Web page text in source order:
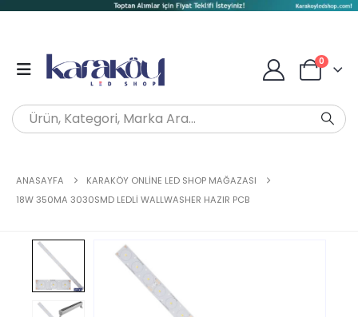
0
ANASAYFA
KARAKÖY ONLINE LED SHOP MAĞAZASI
18W 350MA 3030SMD LEDLI WALLWASHER HAZIR PCB